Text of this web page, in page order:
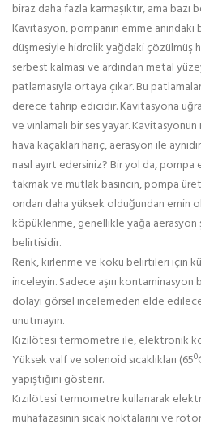
biraz daha fazla karmaşıktır, ama bazı
Kavitasyon, pompanın emme anındaki
düşmesiyle hidrolik yağdaki çözülmüş
serbest kalması ve ardından metal
patlamasıyla ortaya çıkar. Bu
derece tahrip edicidir. Kavitasyona
ve vınlamalı bir ses yayar.
hava kaçakları hariç, aerasyon ile
nasıl ayırt edersiniz? Bir yol da,
takmak ve mutlak basıncın, pompa
ondan daha yüksek olduğundan emin
köpüklenme, genellikle yağa aerasyon
belirtisidir.
Renk, kirlenme ve koku belirtileri için
inceleyin. Sadece aşırı kontaminasyon
dolayı görsel incelemeden elde
unutmayın.
Kızılötesi termometre ile, elektronik
Yüksek valf ve solenoid sıcaklıkları
yapıştığını gösterir.
Kızılötesi termometre kullanarak
muhafazasının sıcak noktalarını ve